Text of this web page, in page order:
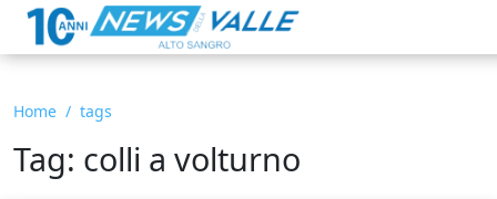
Home tags
Tag: colli a volturno